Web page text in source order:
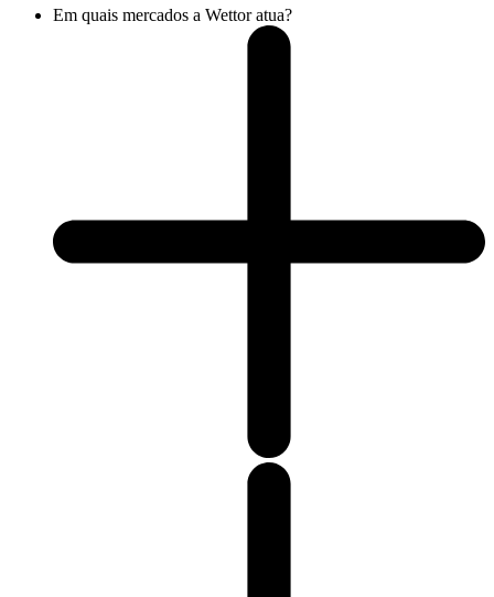
Em quais mercados a Wettor atua?